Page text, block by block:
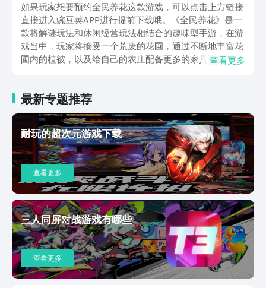
如果玩家想要预约全民养花这款游戏，可以点击上方链接
直接进入豌豆荚APP进行提前下载哦。《全民养花》是一
款将解谜玩法和休闲经营玩法相结合的趣味型手游，在游
戏当中，玩家将接受一个荒废的花圃，通过不断地丰富花
圃内的植被，以及给自己的农庄配备更多的家具资源，从
情任务是不能够快速满足的，玩家可以试着挑战每日任务
和每周任务，顺便完成成就任务。在游戏当中，玩家不仅
可以体验到经营玩法，更可以在主线具体内容当中通过大
富翁的挑战模式来获取更多的奖励资源，值得一提的是，
游戏在每周会有一次庄园的酒会可供玩家娱乐，玩家在酒
会当中可以结识各类不同类型的NPC，最终和他们达成更
为亲密的关系。游戏中也有许多的稀有外观可供玩家选
择，玩家在游戏的初期是没有任何的外观配备的，而随着
玩家的收集度不断提高， 服装的搭配选择也会变得更
多。以上内容就是本期小编给大家带来的全民养花预约链
接分享的全部内容了，在这款游戏当中，玩家不仅需要注
重主线剧情内容的推进进度，更需要和各类不同类型的
NPC培养更多的好感度，当好感度达到最高的时候，玩家
就能够获得NPC赠送的礼物，希望看完本期内容的小伙伴
们可以直接进入到游戏内体验一下我。
查看更多
最新专题推荐
耐玩的超次元游戏下载
查看更多
三人同屏对战游戏有哪些
查看更多